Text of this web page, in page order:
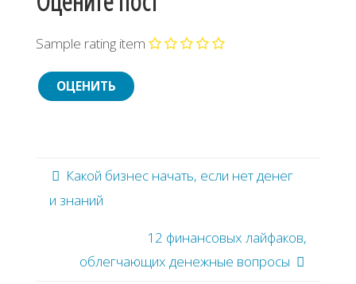
Sample rating item
Какой бизнес начать, если нет денег
и знаний
12 финансовых лайфаков,
облегчающих денежные вопросы